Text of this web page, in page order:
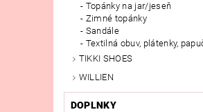
Topánky na jar/jeseň
Zimné topánky
Sandále
Textilná obuv, plátenky,
TIKKI SHOES
WILLIEN
DOPLNKY